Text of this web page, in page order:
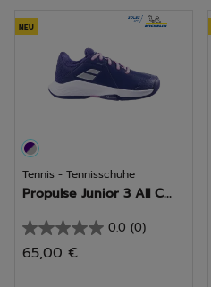
NEU
Tennis - Tennisschuhe
Propulse Junior 3 All C...
0.0 (0)
0.0
von
65,00 €